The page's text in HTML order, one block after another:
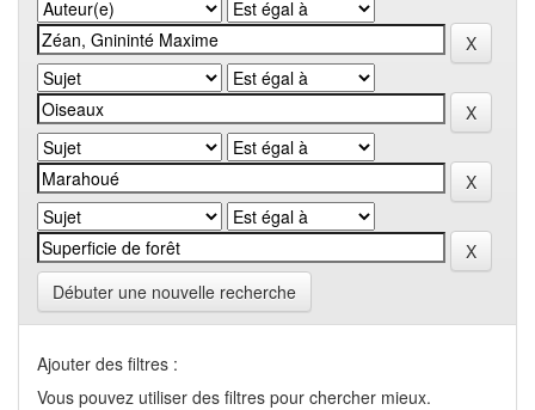
Débuter une nouvelle recherche
Ajouter des filtres :
Vous pouvez utiliser des filtres pour chercher mieux.